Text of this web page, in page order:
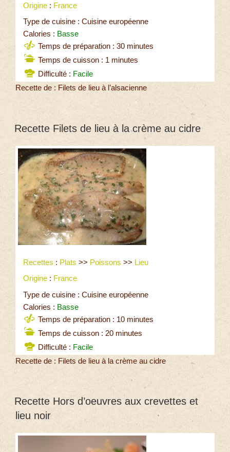
Origine : France
Type de cuisine : Cuisine européenne
Calories : Basse
Temps de préparation : 30 minutes
Temps de cuisson : 1 minutes
Difficulté : Facile
Recette de : Filets de lieu à l’alsacienne
Recette Filets de lieu à la crème au cidre
Recettes : Plats >> Poissons >> Lieu
Origine : France
Type de cuisine : Cuisine européenne
Calories : Basse
Temps de préparation : 10 minutes
Temps de cuisson : 20 minutes
Difficulté : Facile
Recette de : Filets de lieu à la crème au cidre
Recette Hors d’oeuvres aux crevettes et
lieu noir